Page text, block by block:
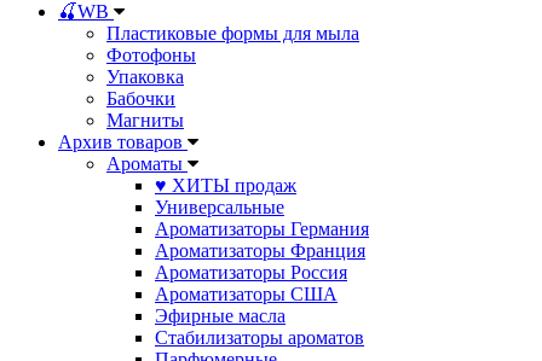
🍒WB
Пластиковые формы для мыла
Фотофоны
Упаковка
Бабочки
Магниты
Архив товаров
Ароматы
♥ ХИТЫ продаж
Универсальные
Ароматизаторы Германия
Ароматизаторы Франция
Ароматизаторы Россия
Ароматизаторы США
Эфирные масла
Стабилизаторы ароматов